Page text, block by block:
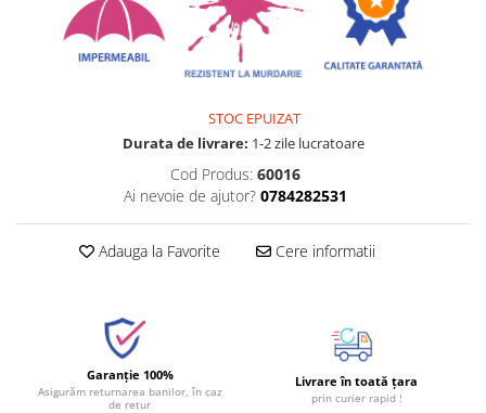
STOC EPUIZAT
Durata de livrare: 1-2 zile lucratoare
Cod Produs: 60016
Ai nevoie de ajutor? 0784282531
Adauga la Favorite Cere informatii
Garanție 100%
Asigurăm returnarea banilor, în caz
de retur
Livrare în toată țara
prin curier rapid !